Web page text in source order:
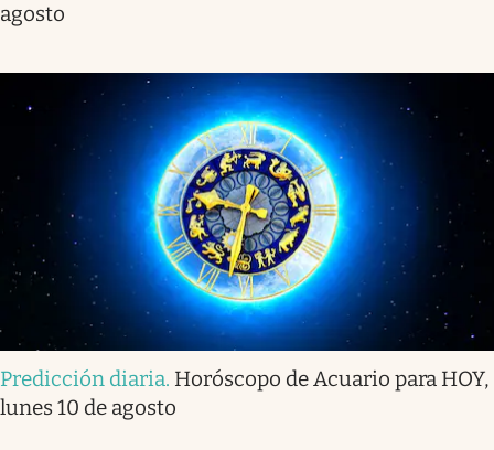
agosto
Predicción diaria. Horóscopo de Acuario para HOY,
lunes 10 de agosto